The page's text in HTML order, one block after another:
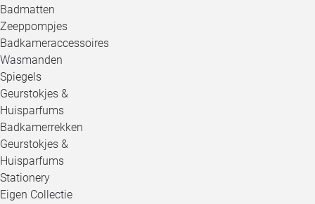
Badmatten
Zeeppompjes
Badkameraccessoires
Wasmanden
Spiegels
Geurstokjes &
Huisparfums
Badkamerrekken
Geurstokjes &
Huisparfums
Stationery
Eigen Collectie